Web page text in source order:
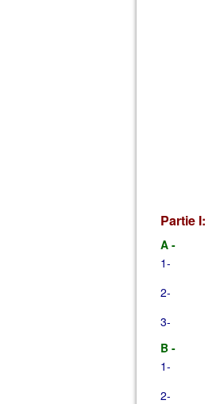
Partie I:
A -
1-
2-
3-
B -
1-
2-